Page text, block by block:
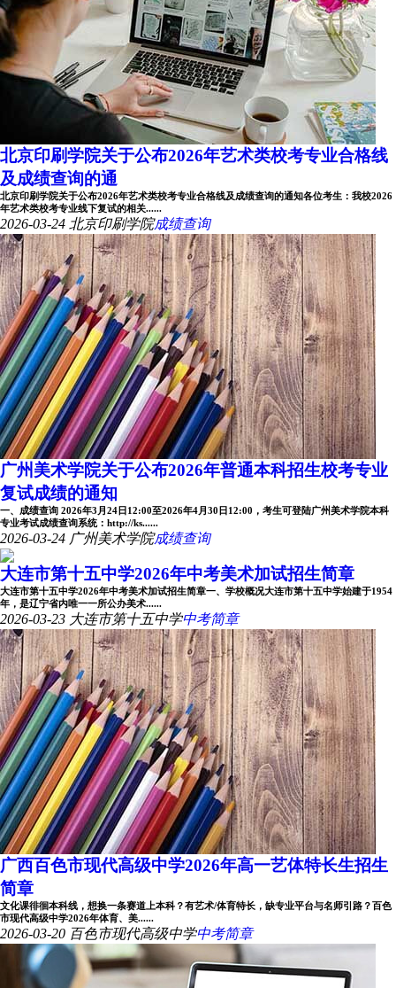
北京印刷学院关于公布2026年艺术类校考专业合格线
及成绩查询的通
北京印刷学院关于公布2026年艺术类校考专业合格线及成绩查询的通知各位考生：我校2026
年艺术类校考专业线下复试的相关......
2026-03-24 北京印刷学院成绩查询
广州美术学院关于公布2026年普通本科招生校考专业
复试成绩的通知
一、成绩查询 2026年3月24日12:00至2026年4月30日12:00，考生可登陆广州美术学院本科
专业考试成绩查询系统：http://ks......
2026-03-24 广州美术学院成绩查询
大连市第十五中学2026年中考美术加试招生简章
大连市第十五中学2026年中考美术加试招生简章一、学校概况大连市第十五中学始建于1954
年，是辽宁省内唯一一所公办美术......
2026-03-23 大连市第十五中学中考简章
广西百色市现代高级中学2026年高一艺体特长生招生
简章
文化课徘徊本科线，想换一条赛道上本科？有艺术/体育特长，缺专业平台与名师引路？百色
市现代高级中学2026年体育、美......
2026-03-20 百色市现代高级中学中考简章